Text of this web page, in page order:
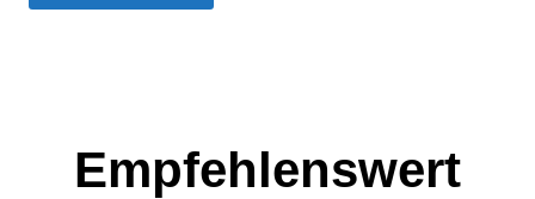
Empfehlenswert